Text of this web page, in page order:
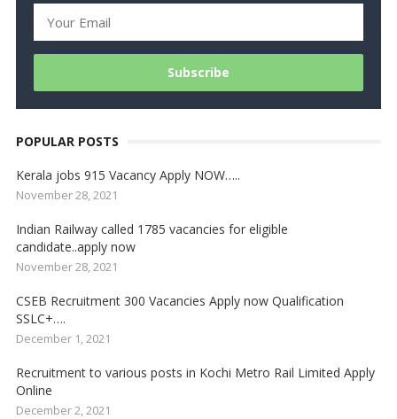
POPULAR POSTS
Kerala jobs 915 Vacancy Apply NOW…..
November 28, 2021
Indian Railway called 1785 vacancies for eligible
candidate..apply now
November 28, 2021
CSEB Recruitment 300 Vacancies Apply now Qualification
SSLC+….
December 1, 2021
Recruitment to various posts in Kochi Metro Rail Limited Apply
Online
December 2, 2021